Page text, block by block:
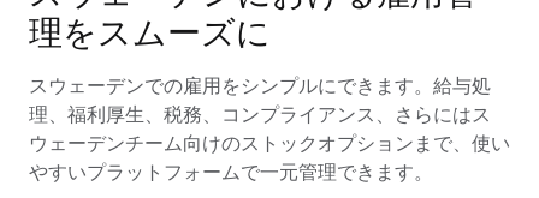
グローバル雇用
グローバル給与処理
コンプライアンス対応の給与処理を手軽に
Employer of Record（EOR）
グローバル展開をコストをかけずに実現
ソリューション
各国の制度に対応
国別ガイド
/国別のグローバル雇用支援を検索する
リソース
ツールと計算ツール
価格
理をスムーズに
スウェーデンでの雇用をシンプルにできます。給与処
理、福利厚生、税務、コンプライアンス、さらにはス
ウェーデンチーム向けのストックオプションまで、使い
やすいプラットフォームで一元管理できます。